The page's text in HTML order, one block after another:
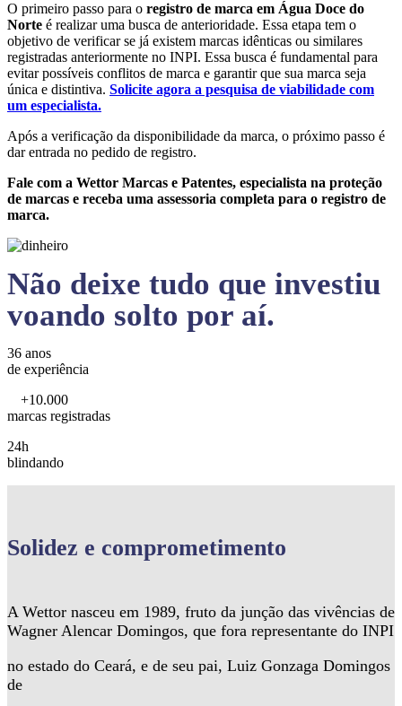
O primeiro passo para o registro de marca em Água Doce do
Norte é realizar uma busca de anterioridade. Essa etapa tem o
objetivo de verificar se já existem marcas idênticas ou similares
registradas anteriormente no INPI. Essa busca é fundamental para
evitar possíveis conflitos de marca e garantir que sua marca seja
única e distintiva. Solicite agora a pesquisa de viabilidade com
um especialista.
Após a verificação da disponibilidade da marca, o próximo passo é
dar entrada no pedido de registro.
Fale com a Wettor Marcas e Patentes, especialista na proteção
de marcas e receba uma assessoria completa para o registro de
marca.
Não deixe tudo que investiu
voando solto por aí.
36 anos
de experiência
+10.000
marcas registradas
24h
blindando
Solidez e comprometimento
A Wettor nasceu em 1989, fruto da junção das vivências de
Wagner Alencar Domingos, que fora representante do INPI
no estado do Ceará, e de seu pai, Luiz Gonzaga Domingos
de